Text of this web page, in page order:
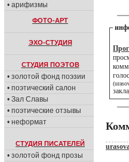
• арифизмы
ФОТО-АРТ
ЭХО-СТУДИЯ
СТУДИЯ ПОЭТОВ
• золотой фонд поэзии
• поэтический салон
• Зал Славы
• поэтические отзывы
• неформат
СТУДИЯ ПИСАТЕЛЕЙ
• золотой фонд прозы